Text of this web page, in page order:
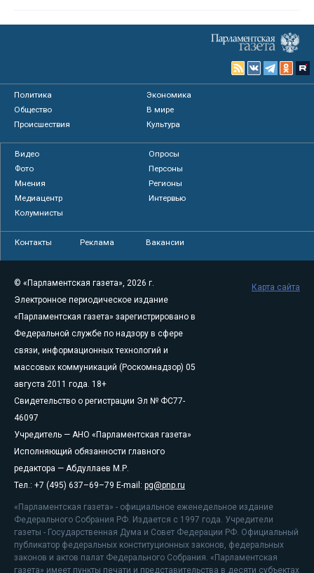
Политика
Экономика
Общество
В мире
Происшествия
Культура
Видео
Опросы
Фото
Персоны
Мнения
Регионы
Медиацентр
Интервью
Колумнисты
Контакты Реклама Вакансии
© «Парламентская газета», 2026 г.
Электронное периодическое издание
«Парламентская газета» зарегистрировано в
Федеральной службе по надзору в сфере
связи, информационных технологий и
массовых коммуникаций (Роскомнадзор) 05
августа 2011 года. 18+
Свидетельство о регистрации Эл № ФС77-
46097
Учредитель — АНО «Парламентская газета»
Исполняющий обязанности главного
редактора — Абдуллаев М.Р.
Тел.: +7 (495) 637–69–79 E-mail: pg@pnp.ru
«Парламентская газета» - официальное еженедельное издание
Федерального Собрания РФ. Издается с 1997 года. Учредители
газеты - Государственная Дума и Совет Федерации РФ. Официальный
публикатор федеральных конституционных законов, федеральных
законов и актов палат Федерального Собрания. «Парламентская
газета» имеет пункты печати и представительства в десяти субъектах
Карта сайта